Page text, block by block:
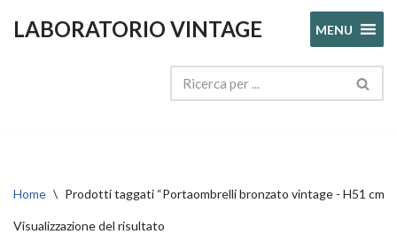
LABORATORIO VINTAGE MENU
Home \ Prodotti taggati “Portaombrelli bronzato vintage - H51 cm”
Visualizzazione del risultato